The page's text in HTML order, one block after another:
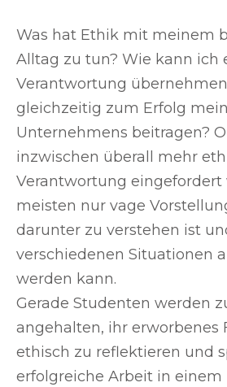
Was hat Ethik mit meinem
Alltag zu tun? Wie kann ich
Verantwortung
gleichzeitig zum Erfolg
Unternehmens beitragen?
inzwischen überall mehr
Verantwortung eingefordert
meisten nur vage
darunter zu verstehen ist
verschiedenen Situationen
werden kann.
Gerade Studenten werden
angehalten, ihr erworbenes
ethisch zu reflektieren und
erfolgreiche Arbeit in